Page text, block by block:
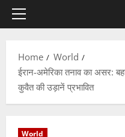
Primary
Home
World
ईरान-अमेरिका तनाव का असर:
कुवैत की उड़ानें प्रभावित
World